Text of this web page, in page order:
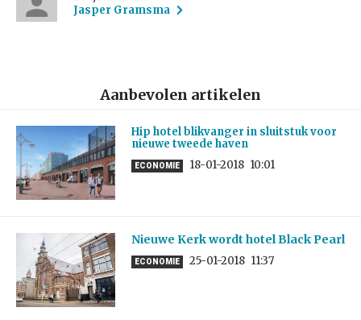
Jasper Gramsma
Aanbevolen artikelen
Hip hotel blikvanger in sluitstuk voor
nieuwe tweede haven
ECONOMIE 18-01-2018 10:01
Nieuwe Kerk wordt hotel Black Pearl
ECONOMIE 25-01-2018 11:37